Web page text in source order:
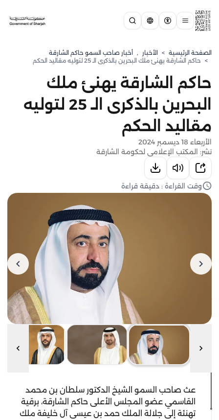
الصفحة الرئيسية > الأخبار , أخبار صاحب السمو حاكم الشارقة
> حاكم الشارقة يهنئ ملك البحرين بالذكرى الـ 25 لتوليه مقاليد الحكم
حاكم الشارقة يهنئ ملك
البحرين بالذكرى الـ 25 لتوليه
مقاليد الحكم
الأربعاء 18 ديسمبر 2024
نشر: المكتب الإعلامي لحكومة الشارقة
وقت القراءة : دقيقة قراءة
عث صاحب السمو الشيخ الدكتور سلطان بن محمد
القاسمي عضو المجلس الأعلى حاكم الشارقة، برقية
تهنئة إلى جلالة الملك حمد بن عيسى آل خليفة ملك